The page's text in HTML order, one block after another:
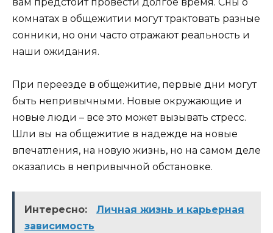
комнатах в общежитии могут трактовать разные
сонники, но они часто отражают реальность и
наши ожидания.
При переезде в общежитие, первые дни могут
быть непривычными. Новые окружающие и
новые люди – все это может вызывать стресс.
Шли вы на общежитие в надежде на новые
впечатления, на новую жизнь, но на самом деле
оказались в непривычной обстановке.
Интересно:
Личная жизнь и карьерная
зависимость